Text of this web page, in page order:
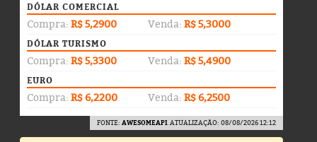
DÓLAR COMERCIAL
Compra: R$ 5,2900 Venda: R$ 5,3000
DÓLAR TURISMO
Compra: R$ 5,3300 Venda: R$ 5,4900
EURO
Compra: R$ 6,2200 Venda: R$ 6,2500
FONTE: AWESOMEAPI. ATUALIZAÇÃO: 08/08/2026 12:12